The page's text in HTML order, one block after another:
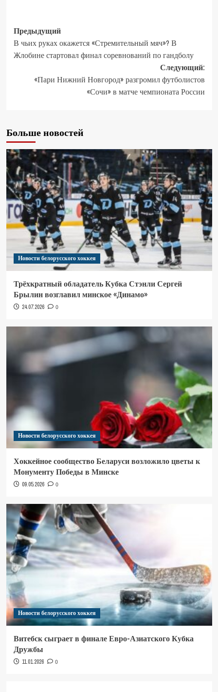
Предыдущий
В чьих руках окажется «Стремительный мяч»? В
Жлобине стартовал финал соревнований по гандболу
Следующий:
«Пари Нижний Новгород» разгромил футболистов
«Сочи» в матче чемпионата России
Больше новостей
Новости белорусского хоккея
Трёхкратный обладатель Кубка Стэнли Сергей
Брылин возглавил минское «Динамо»
24.07.2026 0
Новости белорусского хоккея
Хоккейное сообщество Беларуси возложило цветы к
Монументу Победы в Минске
09.05.2026 0
Новости белорусского хоккея
Витебск сыграет в финале Евро-Азиатского Кубка
Дружбы
11.01.2026 0